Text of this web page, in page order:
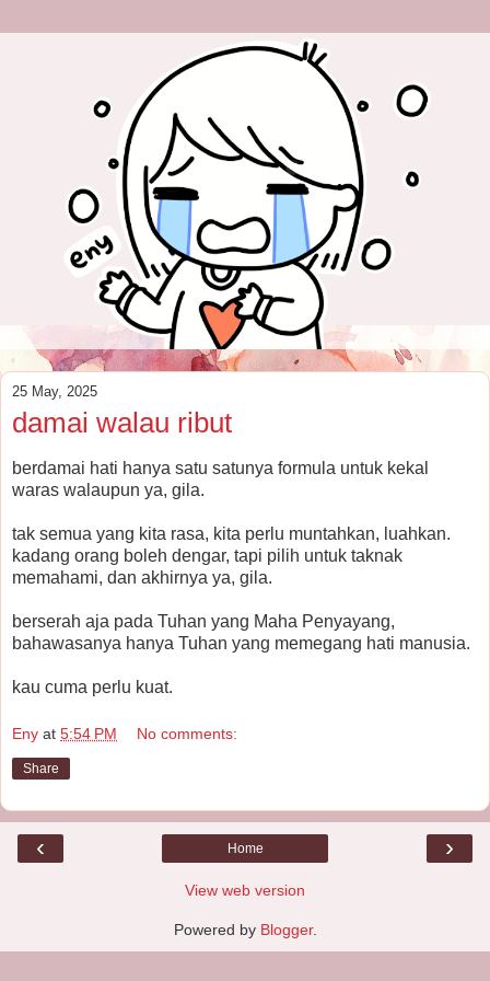
25 May, 2025
damai walau ribut
berdamai hati hanya satu satunya formula untuk kekal
waras walaupun ya, gila.
tak semua yang kita rasa, kita perlu muntahkan, luahkan.
kadang orang boleh dengar, tapi pilih untuk taknak
memahami, dan akhirnya ya, gila.
berserah aja pada Tuhan yang Maha Penyayang,
bahawasanya hanya Tuhan yang memegang hati manusia.
kau cuma perlu kuat.
Eny at 5:54 PM No comments:
Share
‹ ›
Home
View web version
Powered by Blogger.